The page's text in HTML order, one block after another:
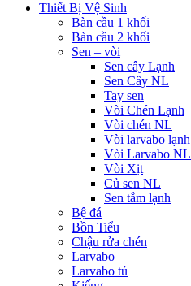
Thiết Bị Vệ Sinh
Bàn cầu 1 khối
Bàn cầu 2 khối
Sen – vòi
Sen cây Lạnh
Sen Cây NL
Tay sen
Vòi Chén Lạnh
Vòi chén NL
Vòi larvabo lạnh
Vòi Larvabo NL
Vòi Xịt
Củ sen NL
Sen tắm lạnh
Bệ đá
Bồn Tiểu
Chậu rửa chén
Larvabo
Larvabo tủ